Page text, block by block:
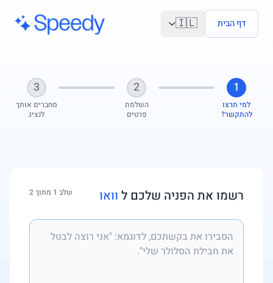
דלג לתוכן הראשי
דף הבית 🇮🇱
1
למי תרצו
להתקשר?
2
השלמת
פרטים
3
מחברים אותך
לנציג
רשמו את הפניה שלכם ל וואו שלב 1 מתוך 2